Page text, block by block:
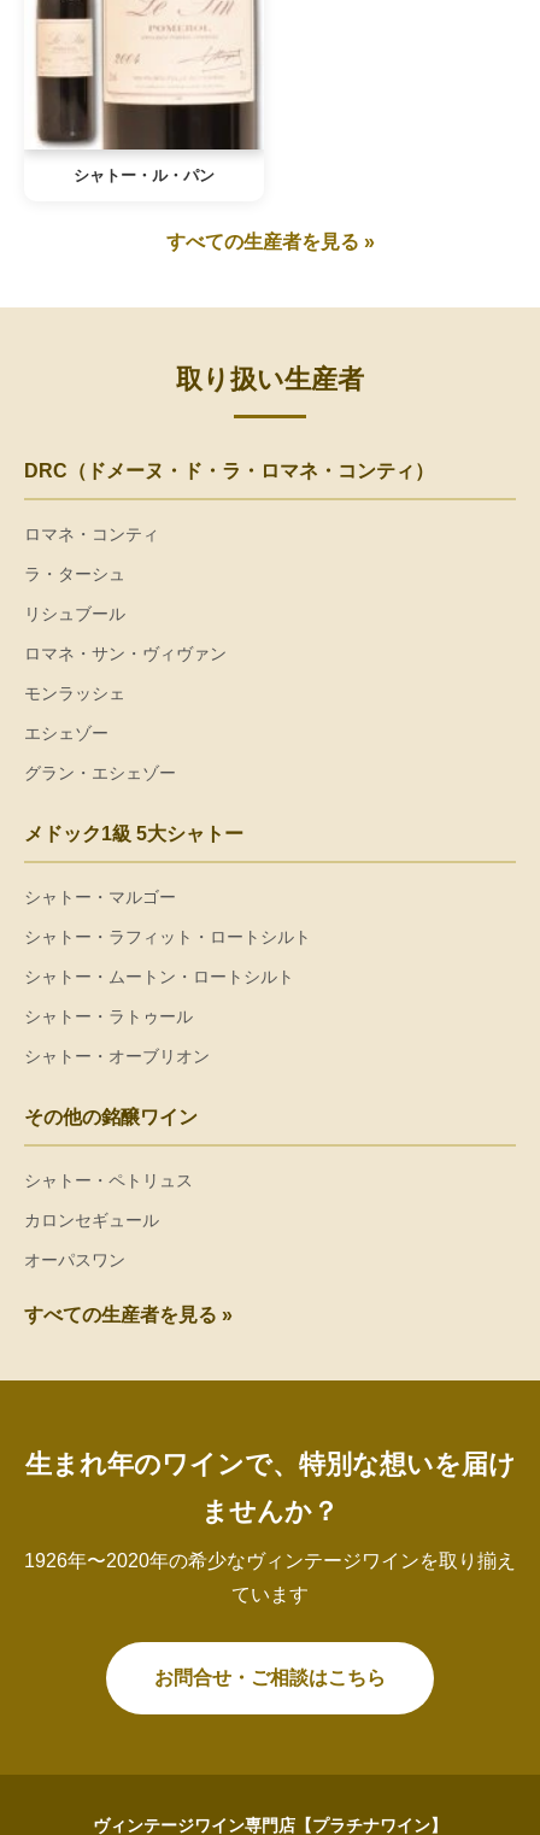
シャトー・ル・パン
すべての生産者を見る »
取り扱い生産者
DRC（ドメーヌ・ド・ラ・ロマネ・コンティ）
ロマネ・コンティ
ラ・ターシュ
リシュブール
ロマネ・サン・ヴィヴァン
モンラッシェ
エシェゾー
グラン・エシェゾー
メドック1級 5大シャトー
シャトー・マルゴー
シャトー・ラフィット・ロートシルト
シャトー・ムートン・ロートシルト
シャトー・ラトゥール
シャトー・オーブリオン
その他の銘醸ワイン
シャトー・ペトリュス
カロンセギュール
オーパスワン
すべての生産者を見る »
生まれ年のワインで、特別な想いを届け
ませんか？
1926年〜2020年の希少なヴィンテージワインを取り揃え
ています
お問合せ・ご相談はこちら
ヴィンテージワイン専門店【プラチナワイン】